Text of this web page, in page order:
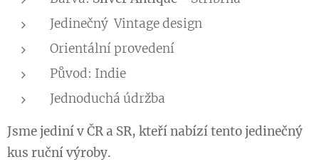
Jedinečný Vintage design
Orientální provedení
Původ: Indie
Jednoduchá údržba
Jsme jediní v ČR a SR, kteří nabízí tento jedinečný
kus ruční výroby.